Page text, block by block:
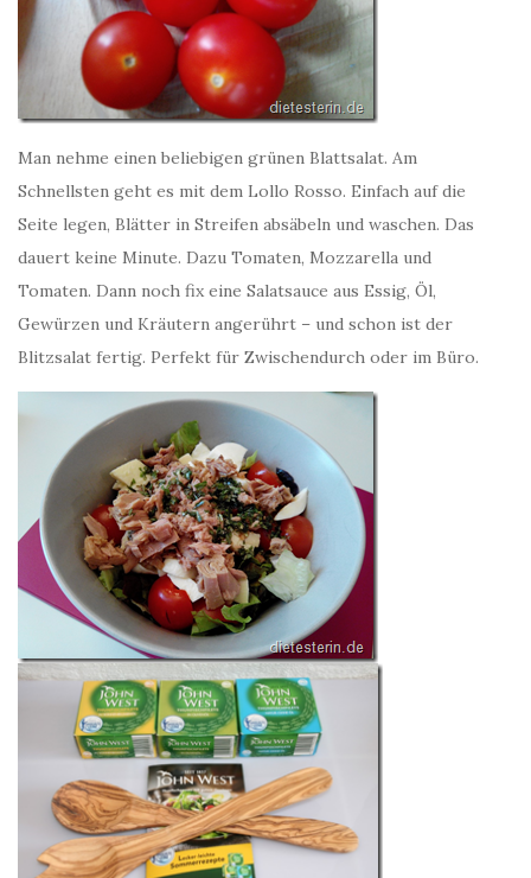
Man nehme einen beliebigen grünen Blattsalat. Am
Schnellsten geht es mit dem Lollo Rosso. Einfach auf die
Seite legen, Blätter in Streifen absäbeln und waschen. Das
dauert keine Minute. Dazu Tomaten, Mozzarella und
Tomaten. Dann noch fix eine Salatsauce aus Essig, Öl,
Gewürzen und Kräutern angerührt – und schon ist der
Blitzsalat fertig. Perfekt für Zwischendurch oder im Büro.